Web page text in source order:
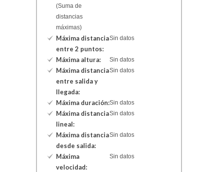
(Suma de
distancias
máximas)
Máxima distancia
entre 2 puntos:
Sin datos
Máxima altura: Sin datos
Máxima distancia
entre salida y
llegada:
Sin datos
Máxima duración:Sin datos
Máxima distancia
lineal:
Sin datos
Máxima distancia
desde salida:
Sin datos
Máxima
velocidad:
Sin datos